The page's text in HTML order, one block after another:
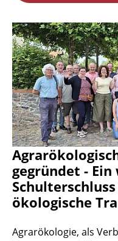
gegründet -
ökologische
Agrarökologie, als